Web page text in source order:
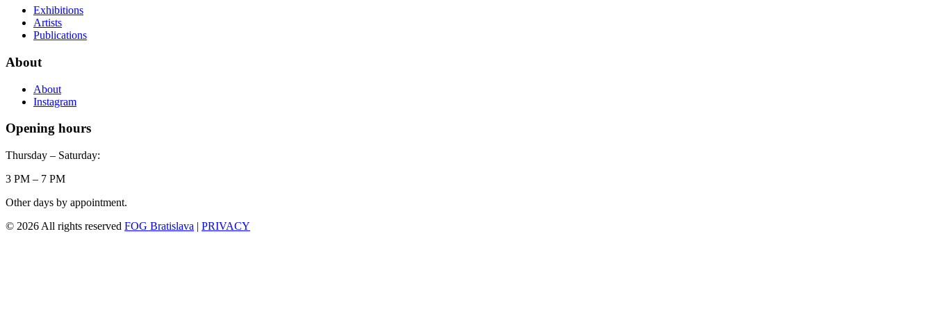
Exhibitions
Artists
Publications
About
About
Instagram
Opening hours
Thursday – Saturday:
3 PM – 7 PM
Other days by appointment.
© 2026 All rights reserved FOG Bratislava | PRIVACY